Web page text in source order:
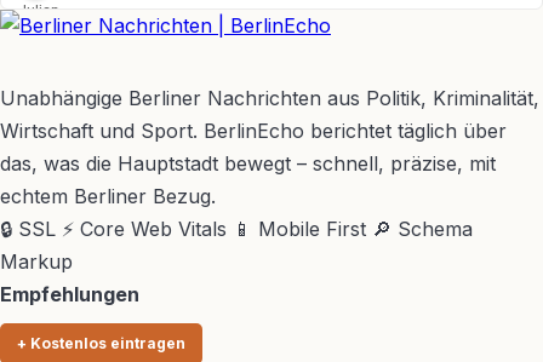
Julian
Möhring
Unabhängige Berliner Nachrichten aus Politik, Kriminalität,
Wirtschaft und Sport. BerlinEcho berichtet täglich über
das, was die Hauptstadt bewegt – schnell, präzise, mit
echtem Berliner Bezug.
🔒 SSL ⚡ Core Web Vitals 📱 Mobile First 🔎 Schema
Markup
Empfehlungen
+ Kostenlos eintragen